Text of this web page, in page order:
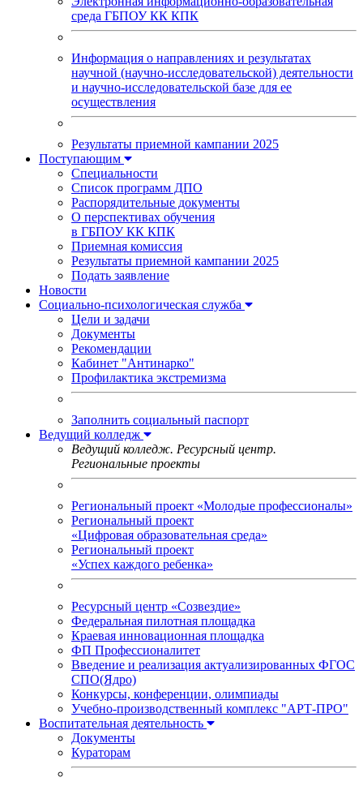
среда ГБПОУ КК КПК
Информация о направлениях и результатах
научной (научно-исследовательской) деятельности
и научно-исследовательской базе для ее
осуществления
Результаты приемной кампании 2025
Поступающим
Специальности
Список программ ДПО
Распорядительные документы
О перспективах обучения
в ГБПОУ КК КПК
Приемная комиссия
Результаты приемной кампании 2025
Подать заявление
Новости
Социально-психологическая служба
Цели и задачи
Документы
Рекомендации
Кабинет "Антинарко"
Профилактика экстремизма
Заполнить социальный паспорт
Ведущий колледж
Ведущий колледж. Ресурсный центр.
Региональные проекты
Региональный проект «Молодые профессионалы»
Региональный проект
«Цифровая образовательная среда»
Региональный проект
«Успех каждого ребенка»
Ресурсный центр «Созвездие»
Федеральная пилотная площадка
Краевая инновационная площадка
ФП Профессионалитет
Введение и реализация актуализированных ФГОС
СПО(Ядро)
Конкурсы, конференции, олимпиады
Учебно-производственный комплекс "АРТ-ПРО"
Воспитательная деятельность
Документы
Кураторам